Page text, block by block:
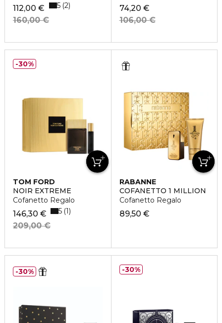
112,00 €
160,00 €
5 2
74,20 €
106,00 €
TOM FORD
NOIR EXTREME
Cofanetto Regalo
146,30 €
209,00 €
5 1
30%
RABANNE
COFANETTO 1 MILLION
Cofanetto Regalo
89,50 €
30% 30%